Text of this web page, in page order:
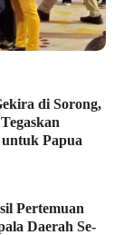
di Sorong,
Papua
Pertemuan
Daerah Se-